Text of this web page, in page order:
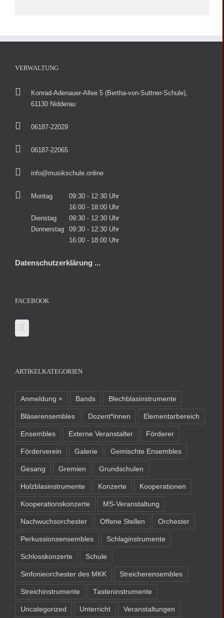
VERWALTUNG
Konrad-Adenauer-Allee 5 (Bertha-von-Suttner-Schule),
61130 Nidderau
06187-22029
06187-22065
info@musikschule.online
Montag
09:30 - 12:30 Uhr
16:00 - 18:00 Uhr
Dienstag
09:30 - 12:30 Uhr
Donnerstag
09:30 - 12:30 Uhr
16:00 - 18:00 Uhr
Datenschutzerklärung ...
FACEBOOK
ARTIKELKATEGORIEN
Anmeldung + Bands Blechblasinstrumente
Bläserensembles Dozent*innen Elementarbereich
Ensembles Externe Veranstalter Förderer
Förderverein Galerie Gemischte Ensembles
Gesang Gremien Grundschulen
Holzblasinstrumente Konzerte Kooperationen
Kooperationskonzerte MS-Veranstaltung
Nachwuchsorchester Offene Stellen Orchester
Perkussionsensembles Schlaginstrumente
Schlosskonzerte Schule
Sinfonieorchester des MKK Streicherensembles
Streichinstrumente Tasteninstrumente
Uncategorized Unterricht Veranstaltungen